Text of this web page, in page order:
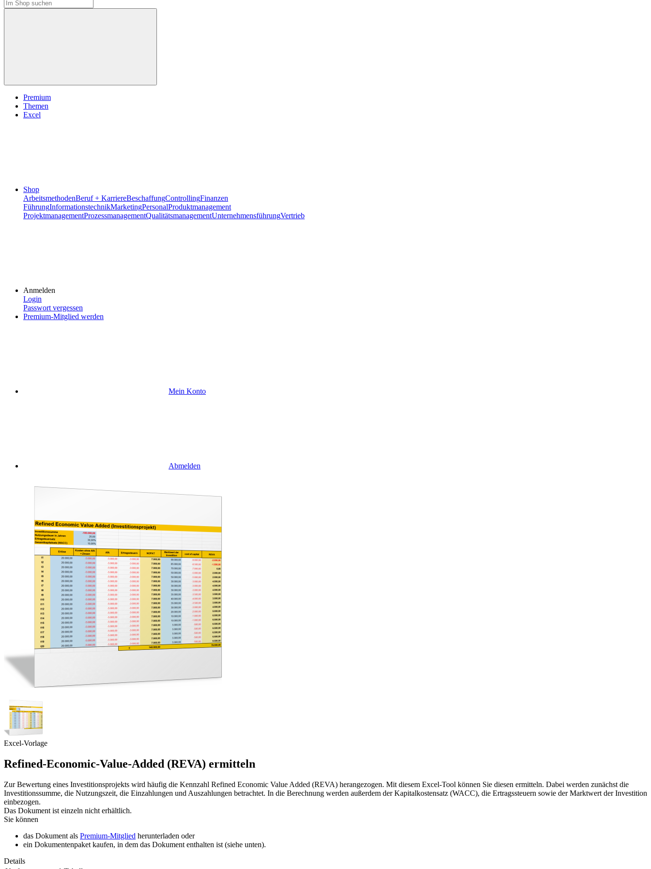
Premium
Themen
Excel
Shop
ArbeitsmethodenBeruf + KarriereBeschaffungControllingFinanzen
FührungInformationstechnikMarketingPersonalProduktmanagement
ProjektmanagementProzessmanagementQualitätsmanagementUnternehmensführungVertrieb
Anmelden
Login
Passwort vergessen
Premium-Mitglied werden
Mein Konto
Abmelden
Excel-Vorlage
Refined-Economic-Value-Added (REVA) ermitteln
Zur Bewertung eines Investitionsprojekts wird häufig die Kennzahl Refined Economic Value Added (REVA) herangezogen. Mit diesem Excel-Tool können Sie diesen ermitteln. Dabei werden zunächst die
Investitionssumme, die Nutzungszeit, die Einzahlungen und Auszahlungen betrachtet. In die Berechnung werden außerdem der Kapitalkostensatz (WACC), die Ertragssteuern sowie der Marktwert der Investition
einbezogen.
Das Dokument ist einzeln nicht erhältlich.
Sie können
das Dokument als Premium-Mitglied herunterladen oder
ein Dokumentenpaket kaufen, in dem das Dokument enthalten ist (siehe unten).
Details